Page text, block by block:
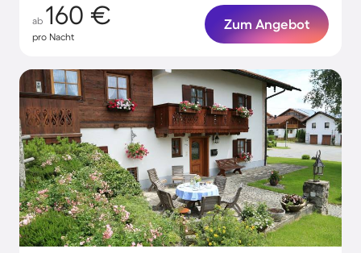
ab 160 €
pro Nacht
Zum Angebot